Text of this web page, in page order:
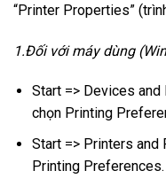
“Printer Properties”
1.Đối với máy dùng
Start => Devices
chọn Printing
Start => Printers and
Printing